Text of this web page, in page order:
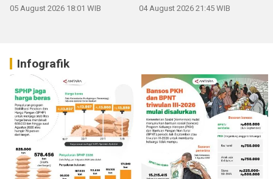
05 August 2026 18:01 WIB 04 August 2026 21:45 WIB
Infografik